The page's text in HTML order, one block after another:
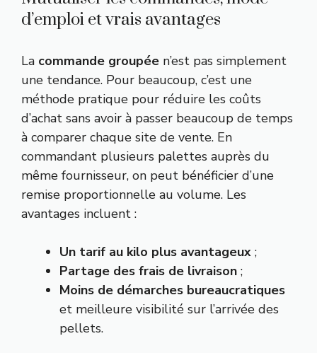
d’emploi et vrais avantages
La commande groupée n’est pas simplement
une tendance. Pour beaucoup, c’est une
méthode pratique pour réduire les coûts
d’achat sans avoir à passer beaucoup de temps
à comparer chaque site de vente. En
commandant plusieurs palettes auprès du
même fournisseur, on peut bénéficier d’une
remise proportionnelle au volume. Les
avantages incluent :
Un tarif au kilo plus avantageux ;
Partage des frais de livraison ;
Moins de démarches bureaucratiques
et meilleure visibilité sur l’arrivée des
pellets.